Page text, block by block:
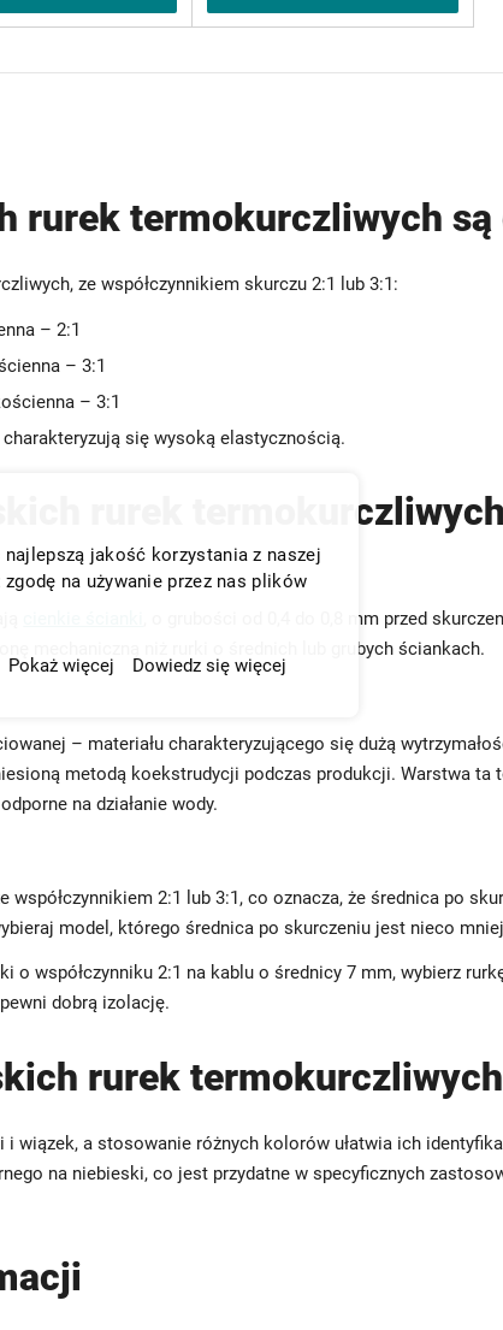
rurek termokurczliwych są
ze współczynnikiem skurczu 2:1 lub 3:1:
– 2:1
– 3:1
– 3:1
się wysoką elastycznością.
rurek termokurczliwych
, o grubości od 0,4 do 0,8 mm przed
mechaniczną niż rurki o średnich lub grubych ściankach.
– materiału charakteryzującego się dużą
metodą koekstrudycji podczas produkcji. Warstwa ta
na działanie wody.
2:1 lub 3:1, co oznacza, że średnica po
model, którego średnica po skurczeniu jest nieco
o współczynniku 2:1 na kablu o średnicy 7 mm, wybierz
dobrą izolację.
rurek termokurczliwych
wiązek, a stosowanie różnych kolorów ułatwia ich
na niebieski, co jest przydatne w specyficznych
jakość korzystania z naszej
na używanie przez nas plików
Pokaż więcej Dowiedz się więcej